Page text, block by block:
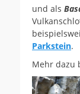
und als
Parkstein.
Mehr dazu